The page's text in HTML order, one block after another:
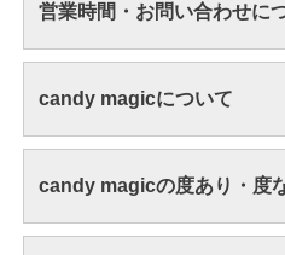
営業時間・お問い合わせに
candy magicについて
candy magicの度あり・度